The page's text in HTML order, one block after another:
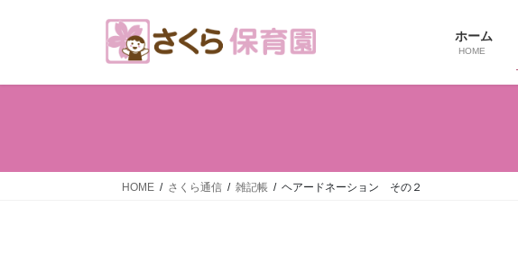
ホーム
HOME
HOME さくら通信 雑記帳 ヘアードネーション その２